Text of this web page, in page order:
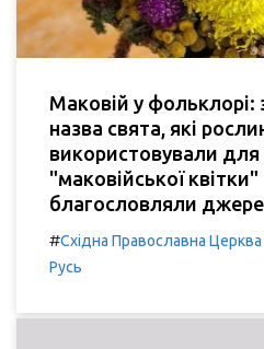
Маковій у фольклорі:
назва свята, які
використовували для
"маковійської
благословляли
#Східна Православна Церква
Русь